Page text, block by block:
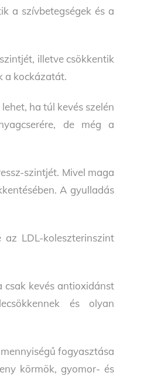
a szívbetegségek és a
illetve csökkentik
a kockázatát.
ha túl kevés szelén
de még a
szintjét. Mivel maga
A gyulladás
LDL-koleszterinszint
csak kevés antioxidánst
és olyan
fogyasztása
körmök, gyomor- és